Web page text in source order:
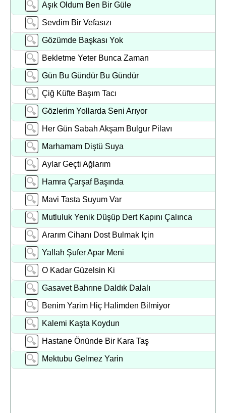
Aşık Oldum Ben Bir Güle
Sevdim Bir Vefasızı
Gözümde Başkası Yok
Bekletme Yeter Bunca Zaman
Gün Bu Gündür Bu Gündür
Çiğ Küfte Başım Tacı
Gözlerim Yollarda Seni Arıyor
Her Gün Sabah Akşam Bulgur Pilavı
Marhamam Diştü Suya
Aylar Geçti Ağlarım
Hamra Çarşaf Başında
Mavi Tasta Suyum Var
Mutluluk Yenik Düşüp Dert Kapını Çalınca
Ararım Cihanı Dost Bulmak Için
Yallah Şufer Apar Meni
O Kadar Güzelsin Ki
Gasavet Bahrıne Daldık Dalalı
Benim Yarim Hiç Halimden Bilmiyor
Kalemi Kaşta Koydun
Hastane Önünde Bir Kara Taş
Mektubu Gelmez Yarin